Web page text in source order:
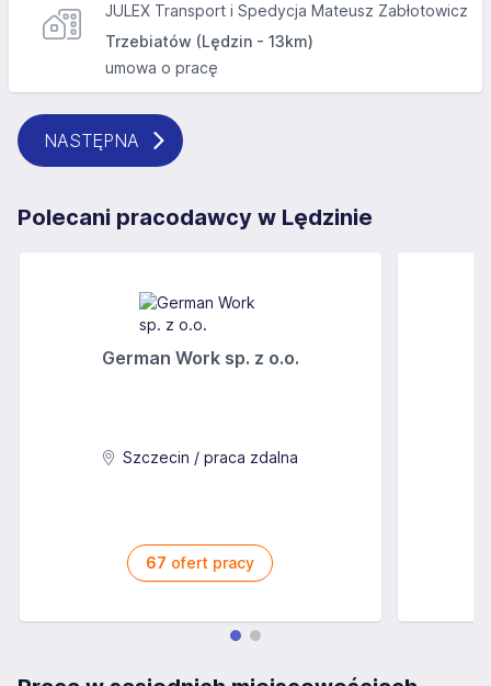
JULEX Transport i Spedycja Mateusz Zabłotowicz
Trzebiatów (Lędzin - 13km)
umowa o pracę
NASTĘPNA
Polecani pracodawcy w Lędzinie
German Work sp. z o.o.
Szczecin / praca zdalna
67 ofert pracy